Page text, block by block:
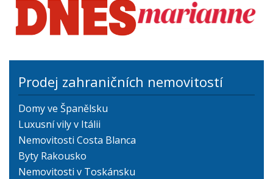
Prodej zahraničních nemovitostí
Domy ve Španělsku
Luxusní vily v Itálii
Nemovitosti Costa Blanca
Byty Rakousko
Nemovitosti v Toskánsku